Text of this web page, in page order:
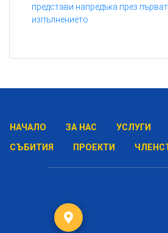
представи напредъка през
изпълнението
НАЧАЛО ЗА НАС УСЛУГИ
СЪБИТИЯ
ПРОЕКТИ